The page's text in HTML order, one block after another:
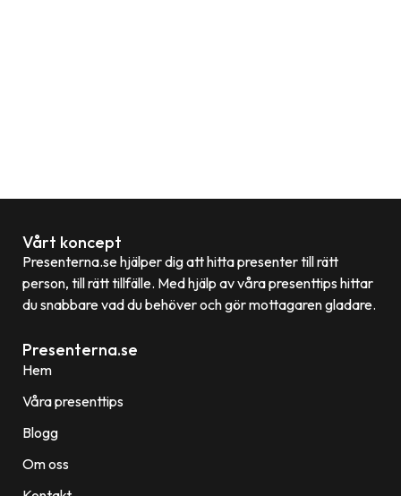
Vårt koncept
Presenterna.se hjälper dig att hitta presenter till rätt
person, till rätt tillfälle. Med hjälp av våra presenttips hittar
du snabbare vad du behöver och gör mottagaren gladare.
Presenterna.se
Hem
Våra presenttips
Blogg
Om oss